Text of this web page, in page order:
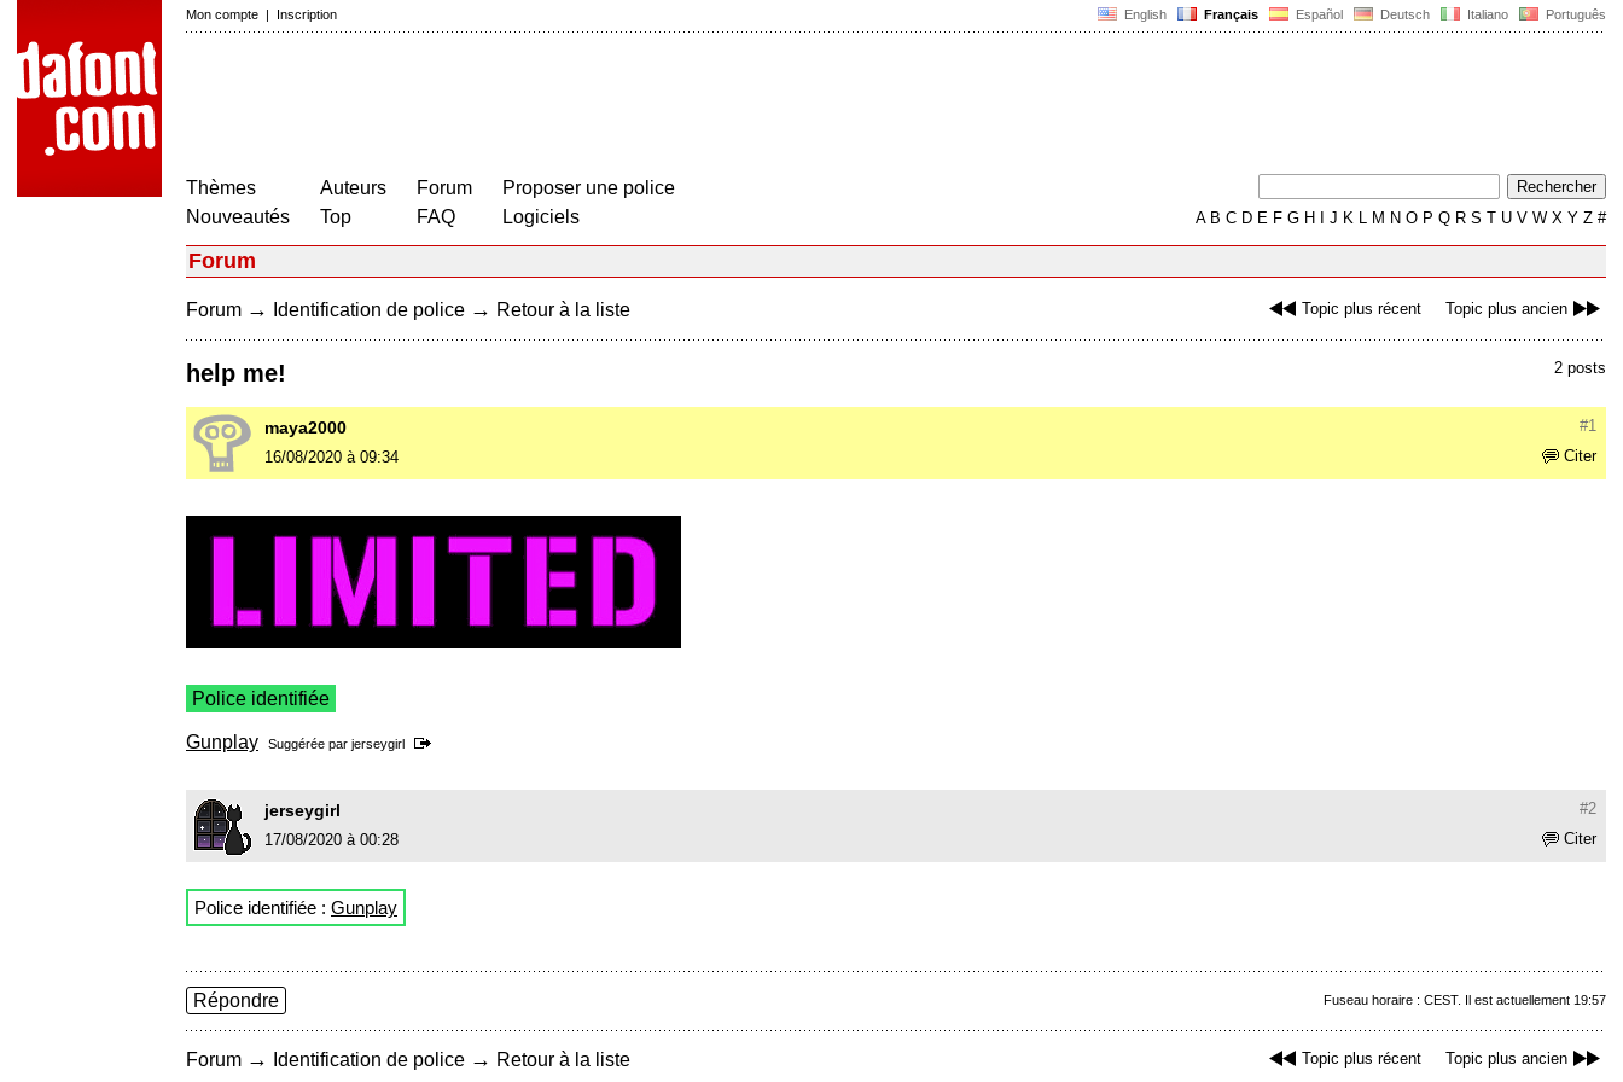
English Français Español Deutsch Italiano Português
Mon compte | Inscription
Thèmes
Nouveautés
Auteurs
Top
Forum
FAQ
Proposer une police
Logiciels
AB C D E F G H J K L M N O P Q R S T U V W X Y Z #
Forum
Topic plus récent Topic plus ancien
Forum → Identification de police → Retour à la liste
2 posts
help me!
#1
maya2000
Citer
16/08/2020 à 09:34
Police identifiée
Gunplay Suggérée par jerseygirl
#2
jerseygirl
Citer
17/08/2020 à 00:28
Police identifiée : Gunplay
Fuseau horaire : CEST. Il est actuellement 19:57
Répondre
Topic plus récent Topic plus ancien
Forum → Identification de police → Retour à la liste